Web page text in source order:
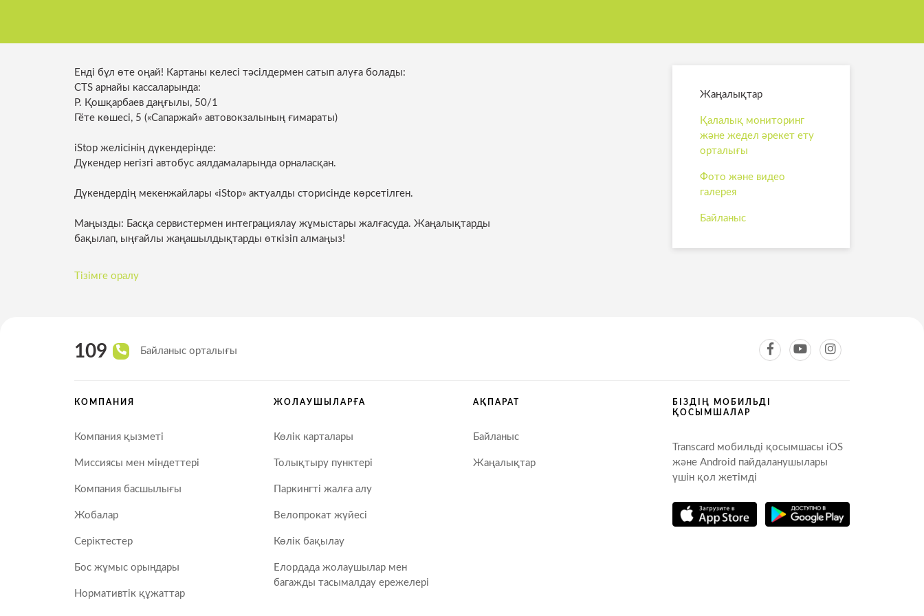
Енді бұл өте оңай! Картаны келесі тәсілдермен сатып алуға болады:
CTS арнайы кассаларында:
Р. Қошқарбаев даңғылы, 50/1
Гёте көшесі, 5 («Сапаржай» автовокзалының ғимараты)
iStop желісінің дүкендерінде:
Дүкендер негізгі автобус аялдамаларында орналасқан.
Дүкендердің мекенжайлары «iStop» актуалды сторисінде көрсетілген.
Маңызды: Басқа сервистермен интеграциялау жұмыстары жалғасуда. Жаңалықтарды
бақылап, ыңғайлы жаңашылдықтарды өткізіп алмаңыз!
Тізімге оралу
Жаңалықтар
Қалалық мониторинг
және жедел әрекет ету
орталығы
Фото және видео
галерея
Байланыс
109 Байланыс орталығы
КОМПАНИЯ
Компания қызметі
Миссиясы мен міндеттері
Компания басшылығы
Жобалар
Серіктестер
Бос жұмыс орындары
Нормативтік құжаттар
ЖОЛАУШЫЛАРҒА
Көлік карталары
Толықтыру пунктері
Паркингті жалға алу
Велопрокат жүйесі
Көлік бақылау
Елордада жолаушылар мен
багажды тасымалдау ережелері
АҚПАРАТ
Байланыс
Жаңалықтар
БІЗДІҢ МОБИЛЬДІ
ҚОСЫМШАЛАР
Transcard мобильді қосымшасы iOS
және Android пайдаланушылары
үшін қол жетімді
Паркингтер
Көліктік бақылау департаменті
Қоғамдық көлікті диспетчерлеу
Комплаенс-офицер
Әлеуетті инвесторларға